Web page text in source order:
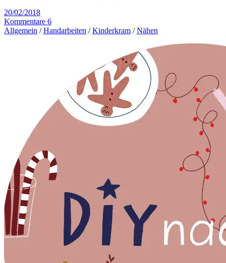
20/02/2018
Kommentare 6
Allgemein /Handarbeiten /Kinderkram /Nähen